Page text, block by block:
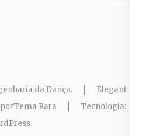
da Dança.
Elegant
Tema Rara
Tecnologia: